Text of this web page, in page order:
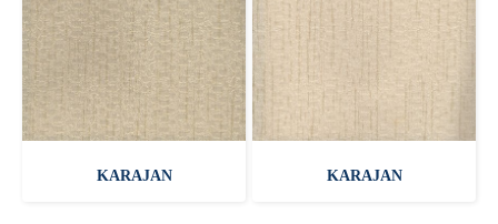
KARAJAN KARAJAN